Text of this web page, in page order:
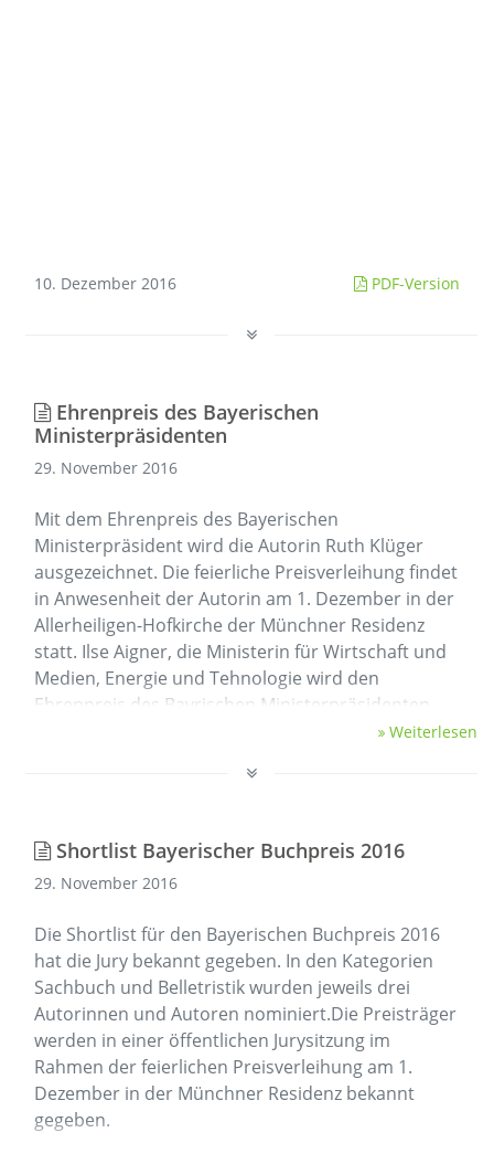
10. Dezember 2016 PDF-Version
Ehrenpreis des Bayerischen
Ministerpräsidenten
29. November 2016
Mit dem Ehrenpreis des Bayerischen
Ministerpräsident wird die Autorin Ruth Klüger
ausgezeichnet. Die feierliche Preisverleihung findet
in Anwesenheit der Autorin am 1. Dezember in der
Allerheiligen-Hofkirche der Münchner Residenz
statt. Ilse Aigner, die Ministerin für Wirtschaft und
Medien, Energie und Tehnologie wird den
Ehrenpreis des Bayrischen Ministerpräsidenten
Weiterlesen
Shortlist Bayerischer Buchpreis 2016
29. November 2016
Die Shortlist für den Bayerischen Buchpreis 2016
hat die Jury bekannt gegeben. In den Kategorien
Sachbuch und Belletristik wurden jeweils drei
Autorinnen und Autoren nominiert.Die Preisträger
werden in einer öffentlichen Jurysitzung im
Rahmen der feierlichen Preisverleihung am 1.
Dezember in der Münchner Residenz bekannt
gegeben.